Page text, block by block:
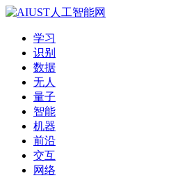
学习
识别
数据
无人
量子
智能
机器
前沿
交互
网络